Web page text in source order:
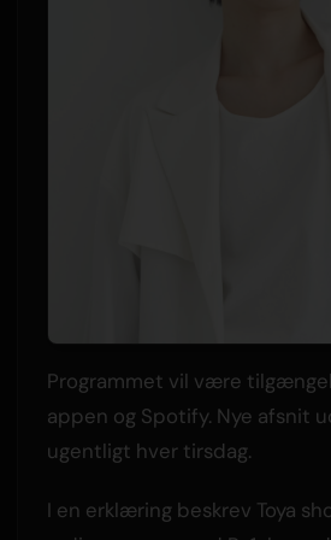
Programmet vil være
appen og Spotify. Nye afsnit
ugentligt hver tirsdag.
I en erklæring beskrev Toya